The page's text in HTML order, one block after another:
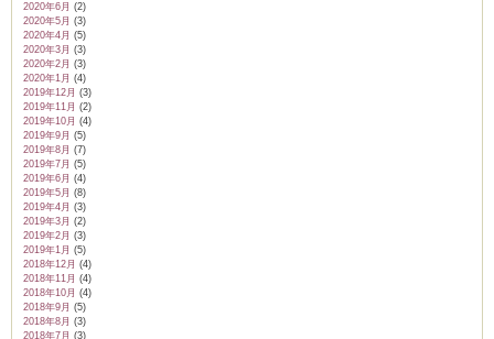
2020年6月 (2)
2020年5月 (3)
2020年4月 (5)
2020年3月 (3)
2020年2月 (3)
2020年1月 (4)
2019年12月 (3)
2019年11月 (2)
2019年10月 (4)
2019年9月 (5)
2019年8月 (7)
2019年7月 (5)
2019年6月 (4)
2019年5月 (8)
2019年4月 (3)
2019年3月 (2)
2019年2月 (3)
2019年1月 (5)
2018年12月 (4)
2018年11月 (4)
2018年10月 (4)
2018年9月 (5)
2018年8月 (3)
2018年7月 (3)